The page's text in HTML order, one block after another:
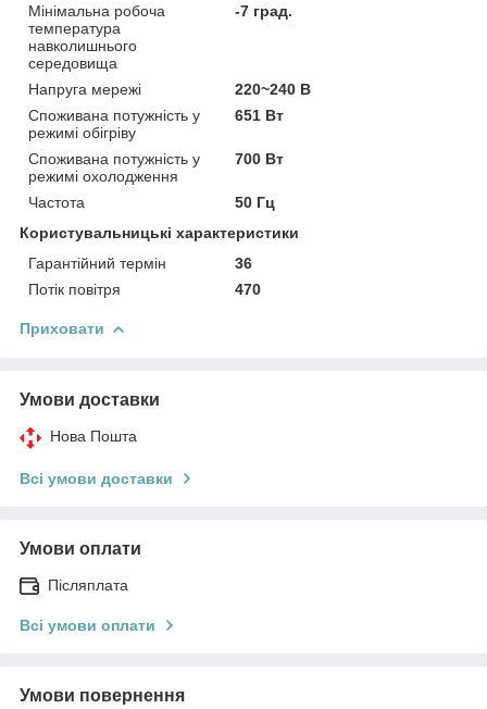
Мінімальна робоча
температура
навколишнього
середовища
-7 град.
Напруга мережі
220~240 В
Споживана потужність у
режимі обігріву
651 Вт
Споживана потужність у
режимі охолодження
700 Вт
Частота
50 Гц
Користувальницькі характеристики
Гарантійний термін
36
Потік повітря
470
Приховати
Умови доставки
Нова Пошта
Всі умови доставки
Умови оплати
Післяплата
Всі умови оплати
Умови повернення